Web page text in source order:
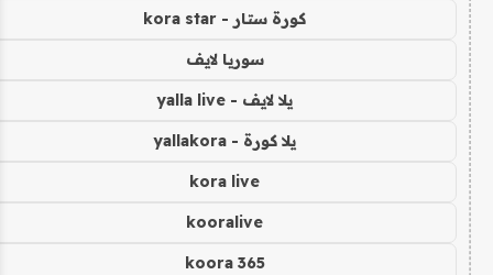
كورة ستار - kora star
سوريا لايف
يلا لايف - yalla live
يلا كورة - yallakora
kora live
kooralive
koora 365